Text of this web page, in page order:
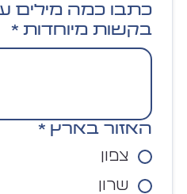
כתבו כמה מילים
בקשות מיוחדות *
האזור בארץ *
צפון
שרון